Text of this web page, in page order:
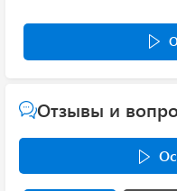
Отзывы и